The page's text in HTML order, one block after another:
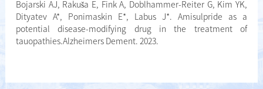
Bojarski AJ, Rakuša E, Fink A, Doblhammer-Reiter G, Kim YK,
Dityatev A*, Ponimaskin E*, Labus J*. Amisulpride as a
potential disease-modifying drug in the treatment of
tauopathies.Alzheimers Dement. 2023.